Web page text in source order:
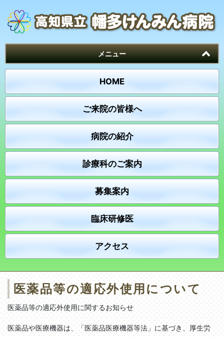
メニュー
HOME
ご来院の皆様へ
病院の紹介
診療科のご案内
募集案内
臨床研修医
アクセス
医薬品等の適応外使用について
医薬品等の適応外使用に関するお知らせ
医薬品や医療機器は、「医薬品医療機器等法」に基づき、厚生労